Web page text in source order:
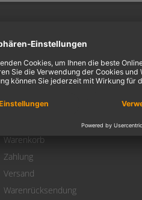
Mein Konto
Mein Konto
Warenkorb
Zahlung
Versand
Warenrücksendung